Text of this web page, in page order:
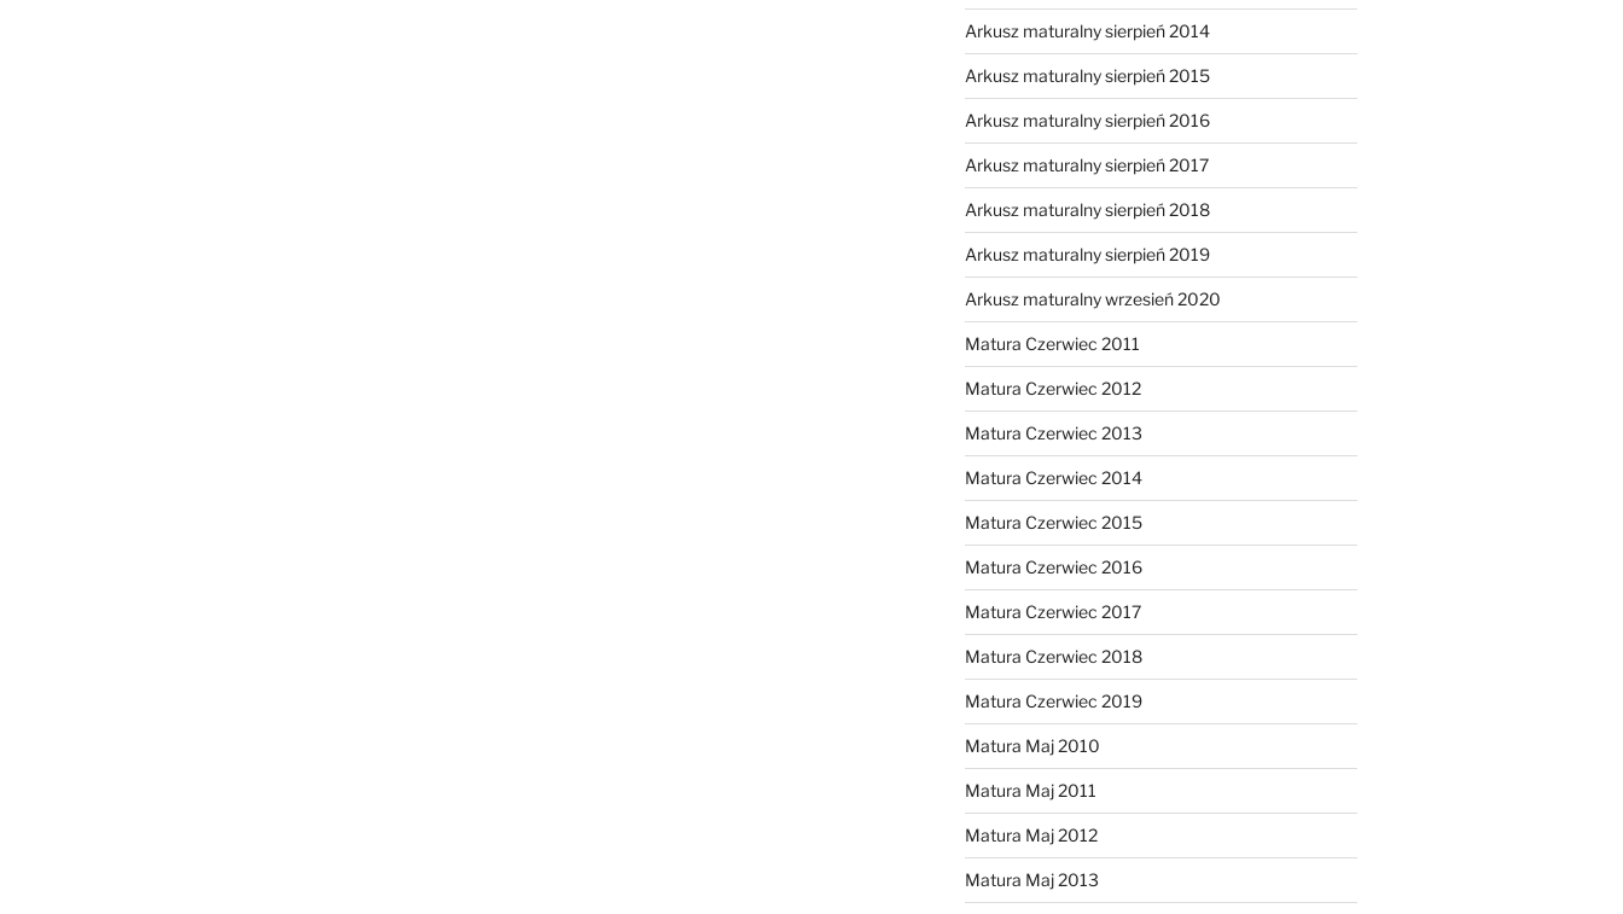
Arkusz maturalny sierpień 2014
Arkusz maturalny sierpień 2015
Arkusz maturalny sierpień 2016
Arkusz maturalny sierpień 2017
Arkusz maturalny sierpień 2018
Arkusz maturalny sierpień 2019
Arkusz maturalny wrzesień 2020
Matura Czerwiec 2011
Matura Czerwiec 2012
Matura Czerwiec 2013
Matura Czerwiec 2014
Matura Czerwiec 2015
Matura Czerwiec 2016
Matura Czerwiec 2017
Matura Czerwiec 2018
Matura Czerwiec 2019
Matura Maj 2010
Matura Maj 2011
Matura Maj 2012
Matura Maj 2013